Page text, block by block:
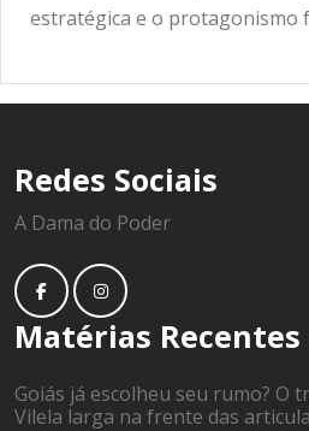
estratégica e o protagonismo
Redes Sociais
A Dama do Poder
Matérias Recentes
Goiás já escolheu seu rumo? O
Vilela larga na frente das